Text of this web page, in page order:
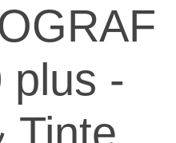
plus -